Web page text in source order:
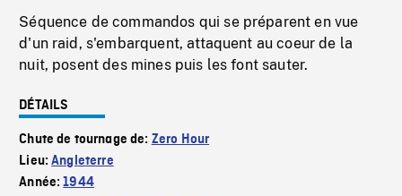
Séquence de commandos qui se préparent en vue
d'un raid, s'embarquent, attaquent au coeur de la
nuit, posent des mines puis les font sauter.
DÉTAILS
Chute de tournage de: Zero Hour
Lieu:Angleterre
Année:1944